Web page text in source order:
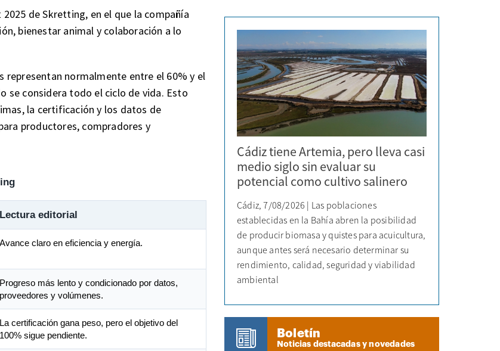
de Skretting, en el que la compañía
bienestar animal y colaboración a lo
normalmente entre el 60% y el
se considera todo el ciclo de vida. Esto
la certificación y los datos de
productores, compradores y
Lectura editorial
Avance claro en eficiencia y energía.
Progreso más lento y condicionado por datos,
proveedores y volúmenes.
La certificación gana peso, pero el objetivo del
100% sigue pendiente.
Cádiz tiene Artemia, pero lleva casi
medio siglo sin evaluar su
potencial como cultivo salinero
Cádiz, 7/08/2026 | Las poblaciones
establecidas en la Bahía abren la posibilidad
de producir biomasa y quistes para acuicultura,
aunque antes será necesario determinar su
rendimiento, calidad, seguridad y viabilidad
ambiental
Boletín
Noticias destacadas y novedades